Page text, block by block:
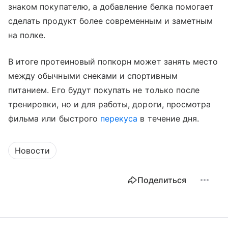
знаком покупателю, а добавление белка помогает
сделать продукт более современным и заметным
на полке.
В итоге протеиновый попкорн может занять место
между обычными снеками и спортивным
питанием. Его будут покупать не только после
тренировки, но и для работы, дороги, просмотра
фильма или быстрого перекуса в течение дня.
Новости
Поделиться